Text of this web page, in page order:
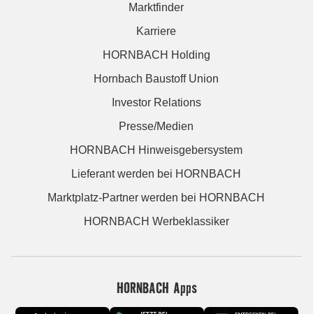
Marktfinder
Karriere
HORNBACH Holding
Hornbach Baustoff Union
Investor Relations
Presse/Medien
HORNBACH Hinweisgebersystem
Lieferant werden bei HORNBACH
Marktplatz-Partner werden bei HORNBACH
HORNBACH Werbeklassiker
HORNBACH Apps